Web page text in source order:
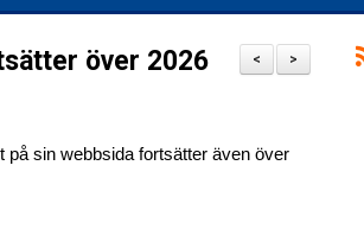
>
<
över 2026
på sin webbsida fortsätter även över